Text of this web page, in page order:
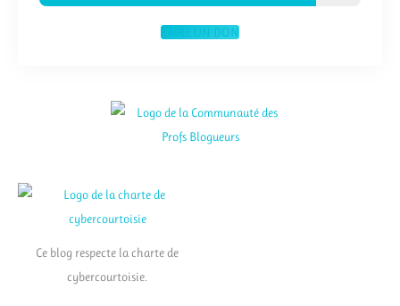
FAIRE UN DON
Ce blog respecte la charte de
cybercourtoisie.